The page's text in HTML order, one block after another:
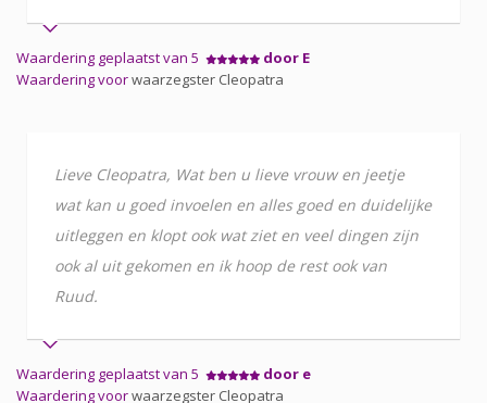
Waardering geplaatst van 5
door E
Waardering voorwaarzegster Cleopatra
Lieve Cleopatra, Wat ben u lieve vrouw en jeetje
wat kan u goed invoelen en alles goed en duidelijke
uitleggen en klopt ook wat ziet en veel dingen zijn
ook al uit gekomen en ik hoop de rest ook van
Ruud.
Waardering geplaatst van 5
door e
Waardering voorwaarzegster Cleopatra